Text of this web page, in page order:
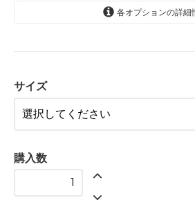
各オプションの詳細
サイズ
購入数